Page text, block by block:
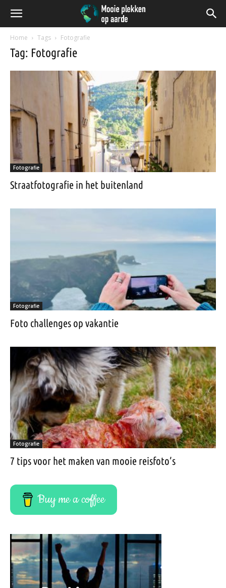
Home Tags Fotografie
Tag: Fotografie
Fotografie
Straatfotografie in het buitenland
Fotografie
Foto challenges op vakantie
Fotografie
7 tips voor het maken van mooie reisfoto’s
Buy me a coffee